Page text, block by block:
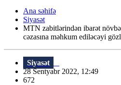
Ana səhifə
Siyasət
MTN zabitlərindən ibarət
cəzasına məhkum ediləcəyi
Siyasət
28 Sentyabr 2022, 12:49
672